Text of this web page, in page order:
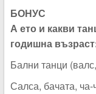
БОНУС
А ето и какви
годишна
Бални танци
Салса, бачата, ча-